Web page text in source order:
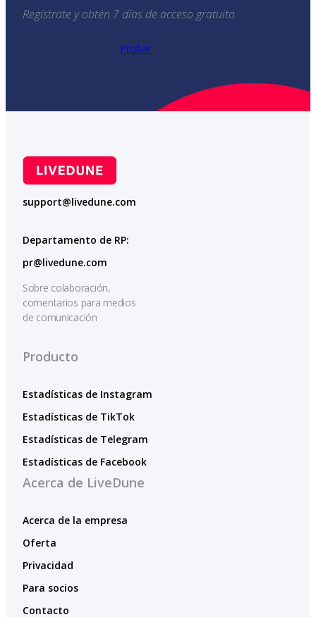
Regístrate y obtén 7 días de acceso gratuito.
Probar
support@livedune.com
Departamento de RP:
pr@livedune.com
Sobre colaboración,
comentarios para medios
de comunicación
Producto
Estadísticas de Instagram
Estadísticas de TikTok
Estadísticas de Telegram
Estadísticas de Facebook
Acerca de LiveDune
Acerca de la empresa
Oferta
Privacidad
Para socios
Contacto